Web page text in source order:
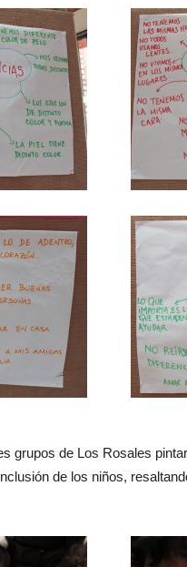
grupos de Los Rosales
de los niños,